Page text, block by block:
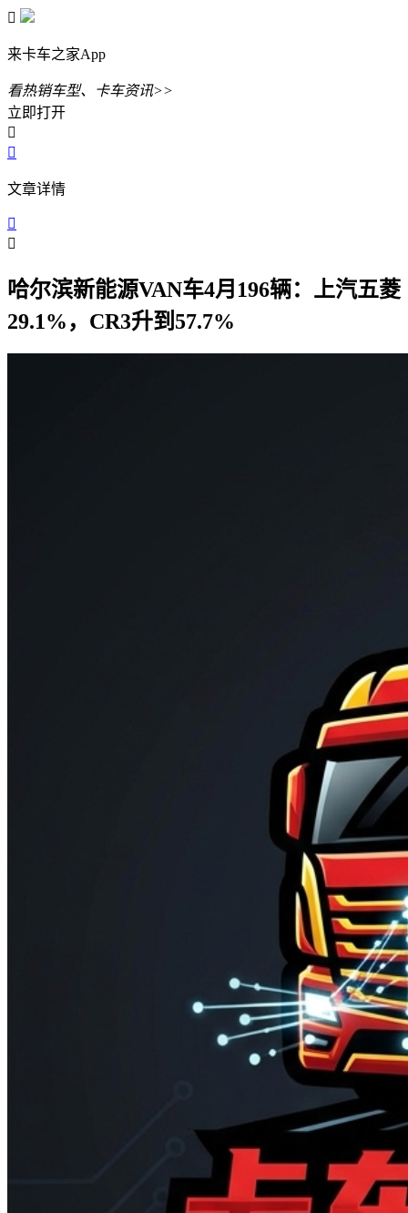

来卡车之家App
看热销车型、卡车资讯>>
立即打开


文章详情


哈尔滨新能源VAN车4月196辆：上汽五菱
29.1%，CR3升到57.7%